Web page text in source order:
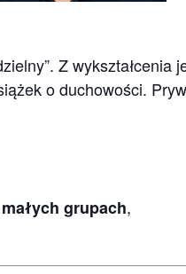
Z wykształcenia
o duchowości.
grupach,